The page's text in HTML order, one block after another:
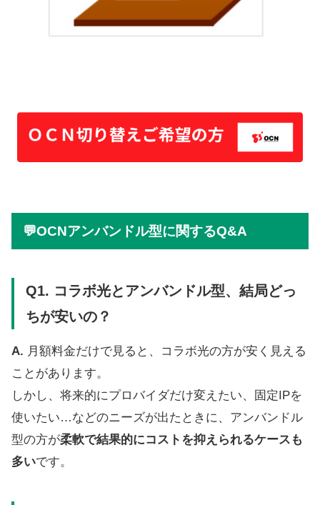
💬OCNアンバンドル型に関するQ&A
Q1. コラボ光とアンバンドル型、結局どっ
ちが安いの？
A. 月額料金だけで見ると、コラボ光の方が安く見える
ことがあります。
しかし、将来的にプロバイダだけ変えたい、固定IPを
使いたい…などのニーズが出たときに、アンバンドル
型の方が柔軟で結果的にコストを抑えられるケースも
多いです。